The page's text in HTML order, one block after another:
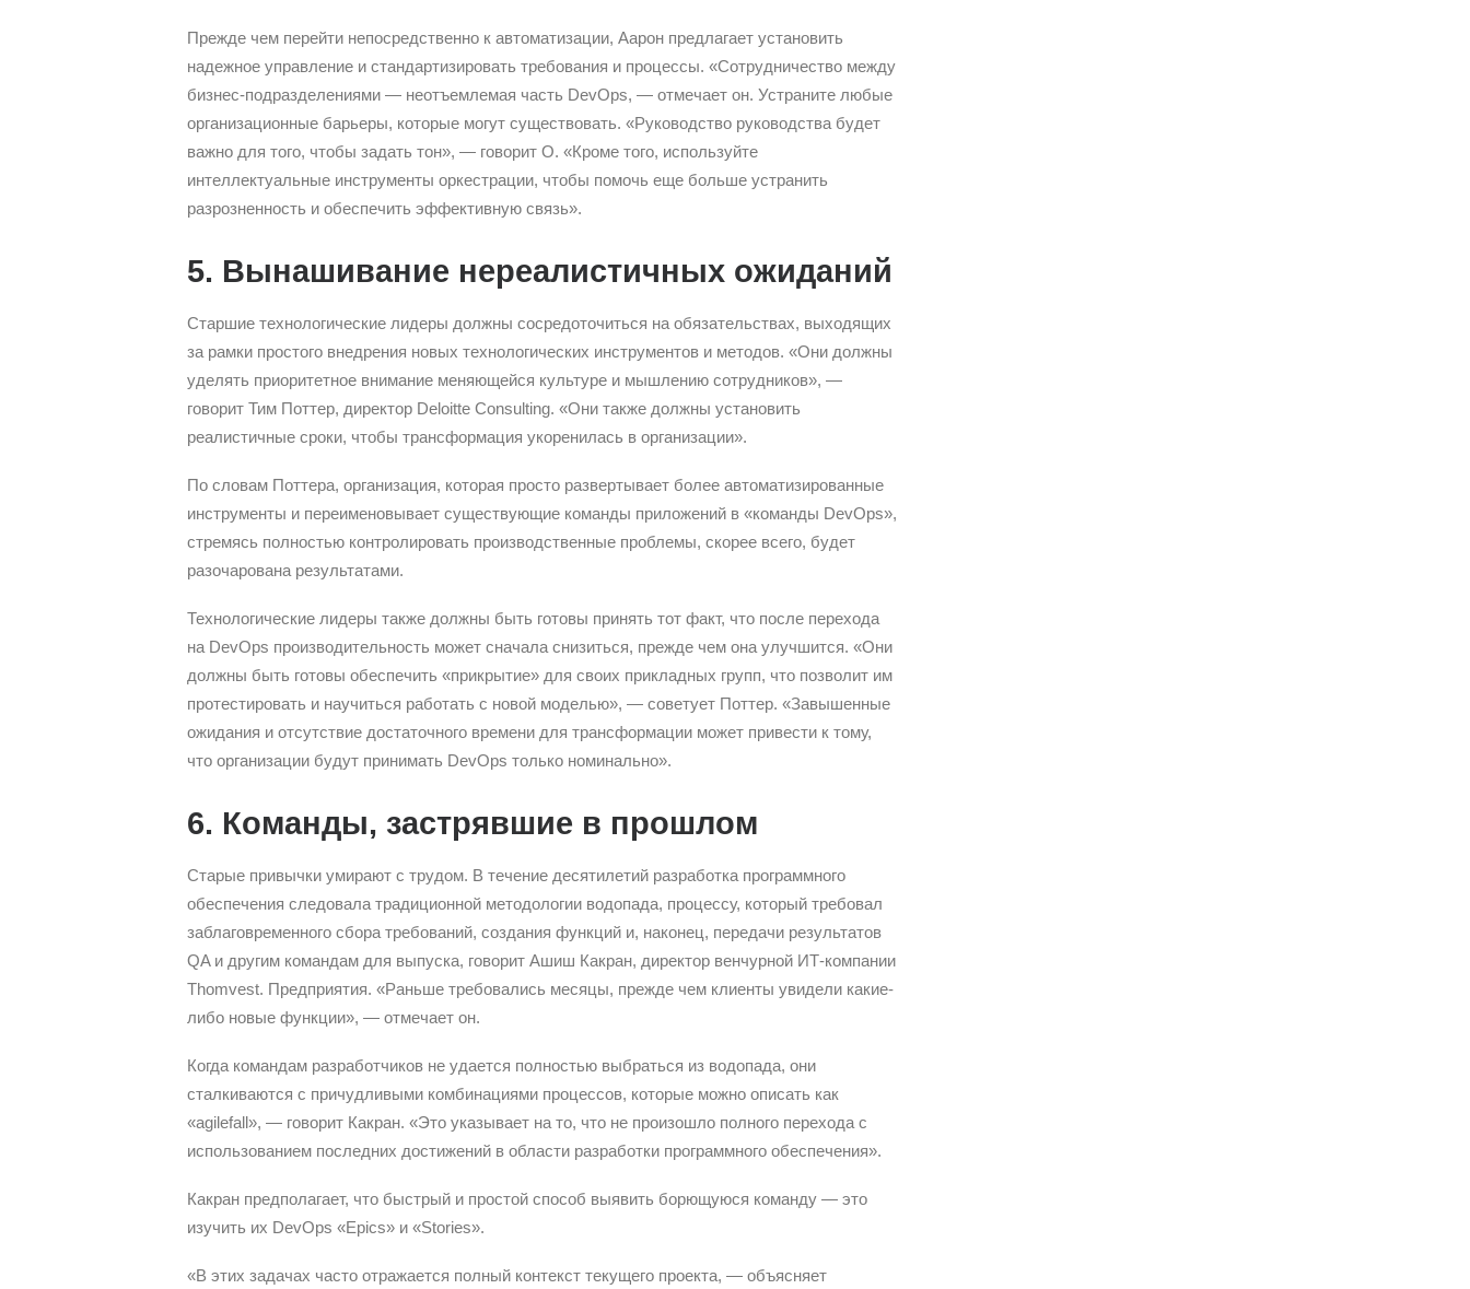
Прежде чем перейти непосредственно к автоматизации, Аарон предлагает установить
надежное управление и стандартизировать требования и процессы. «Сотрудничество между
бизнес-подразделениями — неотъемлемая часть DevOps, — отмечает он. Устраните любые
организационные барьеры, которые могут существовать. «Руководство руководства будет
важно для того, чтобы задать тон», — говорит О. «Кроме того, используйте
интеллектуальные инструменты оркестрации, чтобы помочь еще больше устранить
разрозненность и обеспечить эффективную связь».
5. Вынашивание нереалистичных ожиданий
Старшие технологические лидеры должны сосредоточиться на обязательствах, выходящих
за рамки простого внедрения новых технологических инструментов и методов. «Они должны
уделять приоритетное внимание меняющейся культуре и мышлению сотрудников», —
говорит Тим ​​Поттер, директор Deloitte Consulting. «Они также должны установить
реалистичные сроки, чтобы трансформация укоренилась в организации».
По словам Поттера, организация, которая просто развертывает более автоматизированные
инструменты и переименовывает существующие команды приложений в «команды DevOps»,
стремясь полностью контролировать производственные проблемы, скорее всего, будет
разочарована результатами.
Технологические лидеры также должны быть готовы принять тот факт, что после перехода
на DevOps производительность может сначала снизиться, прежде чем она улучшится. «Они
должны быть готовы обеспечить «прикрытие» для своих прикладных групп, что позволит им
протестировать и научиться работать с новой моделью», — советует Поттер. «Завышенные
ожидания и отсутствие достаточного времени для трансформации может привести к тому,
что организации будут принимать DevOps только номинально».
6. Команды, застрявшие в прошлом
Старые привычки умирают с трудом. В течение десятилетий разработка программного
обеспечения следовала традиционной методологии водопада, процессу, который требовал
заблаговременного сбора требований, создания функций и, наконец, передачи результатов
QA и другим командам для выпуска, говорит Ашиш Какран, директор венчурной ИТ-компании
Thomvest. Предприятия. «Раньше требовались месяцы, прежде чем клиенты увидели какие-
либо новые функции», — отмечает он.
Когда командам разработчиков не удается полностью выбраться из водопада, они
сталкиваются с причудливыми комбинациями процессов, которые можно описать как
«agilefall», — говорит Какран. «Это указывает на то, что не произошло полного перехода с
использованием последних достижений в области разработки программного обеспечения».
Какран предполагает, что быстрый и простой способ выявить борющуюся команду — это
изучить их DevOps «Epics» и «Stories».
«В этих задачах часто отражается полный контекст текущего проекта, — объясняет